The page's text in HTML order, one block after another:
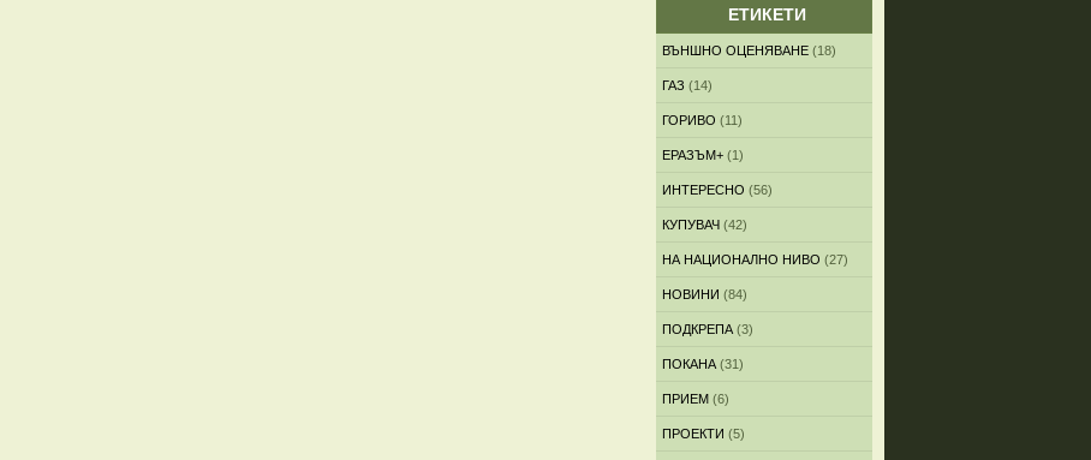
ЕТИКЕТИ
ВЪНШНО ОЦЕНЯВАНЕ (18)
ГАЗ (14)
ГОРИВО (11)
ЕРАЗЪМ+ (1)
ИНТЕРЕСНО (56)
КУПУВАЧ (42)
НА НАЦИОНАЛНО НИВО (27)
НОВИНИ (84)
ПОДКРЕПА (3)
ПОКАНА (31)
ПРИЕМ (6)
ПРОЕКТИ (5)